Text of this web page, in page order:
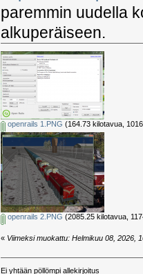
paremmin uudella
alkuperäiseen.
openrails 1.PNG (164.73 kilotavua,
openrails 2.PNG (2085.25 kilotavua,
« Viimeksi muokattu: Helmikuu 08, 2026,
Ei yhtään pöllömpi allekirjoitus